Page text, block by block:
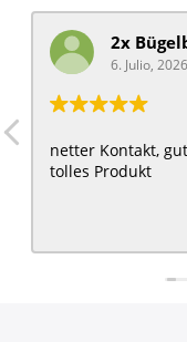
2x
6. Julio,
netter Kontakt,
tolles Produkt